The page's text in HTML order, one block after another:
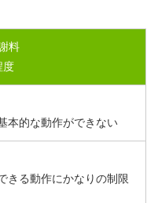
料
度
本的な動作ができない
きる動作にかなりの制限